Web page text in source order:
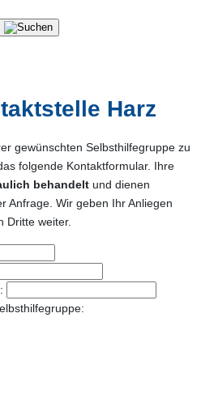
Harz
gewünschten Selbsthilfegruppe zu
folgende Kontaktformular. Ihre
behandelt und dienen
Anfrage. Wir geben Ihr Anliegen
Dritte weiter.